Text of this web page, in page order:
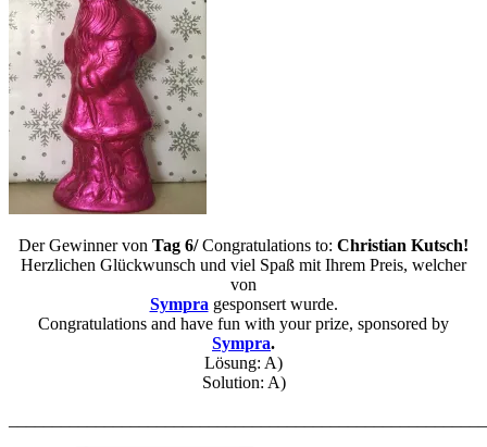
Der Gewinner von Tag 6/Congratulations to: Christian Kutsch!
Herzlichen Glückwunsch und viel Spaß mit Ihrem Preis, welcher
von
Sympra gesponsert wurde.
Congratulations and have fun with your prize, sponsored by
Sympra.
Lösung: A)
Solution: A)